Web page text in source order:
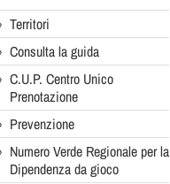
Territori
Consulta la guida
C.U.P. Centro Unico
Prenotazione
Prevenzione
Numero Verde Regionale per la
Dipendenza da gioco